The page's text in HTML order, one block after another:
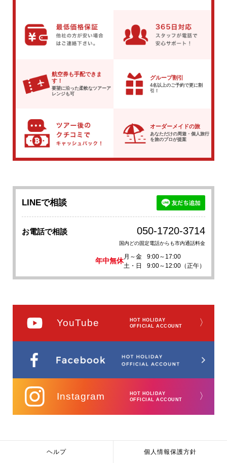
航空券も手配できま
す！
要望に沿った柔軟なツアーア
レンジも可
グループ割引
4名以上のご予約で更に割
引！
オーダーメイドの旅
あなただけの周遊・個人旅行
を旅のプロが提案
LINEで相談
お電話で相談 050-1720-3714
国内どの固定電話からも市内通話料金
年中無休
月～金
9:00～17:00
土・日
9:00～12:00（正午）
YouTube
HOT HOLIDAY
OFFICIAL ACCOUNT
〉
Instagram
HOT HOLIDAY
OFFICIAL ACCOUNT
〉
ヘルプ 個人情報保護方針